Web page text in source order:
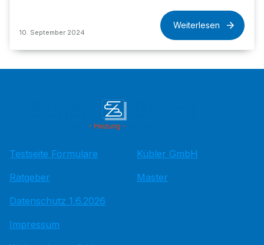
10. September 2024
Weiterlesen
Testseite Formulare
Ratgeber
Datenschutz 1.6.2026
Impressum
Kübler GmbH
Master